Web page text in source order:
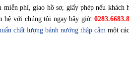
phí, giao hồ sơ, giấy phép nếu khách
hệ với chúng tôi ngay bây giờ:
chất lượng bánh nướng thập cẩm một